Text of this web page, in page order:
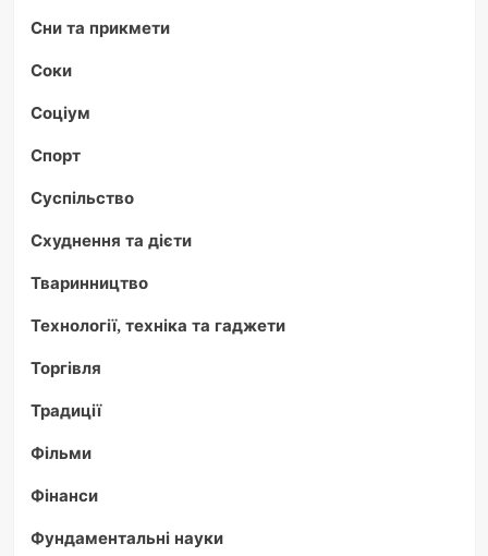
Сни та прикмети
Соки
Соціум
Спорт
Суспільство
Схуднення та дієти
Тваринництво
Технології, техніка та гаджети
Торгівля
Традиції
Фільми
Фінанси
Фундаментальні науки